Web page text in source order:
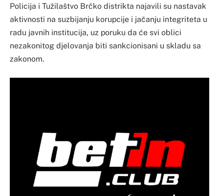
Policija i Tužilaštvo Brčko distrikta najavili su nastavak
aktivnosti na suzbijanju korupcije i jačanju integriteta u
radu javnih institucija, uz poruku da će svi oblici
nezakonitog djelovanja biti sankcionisani u skladu sa
zakonom.